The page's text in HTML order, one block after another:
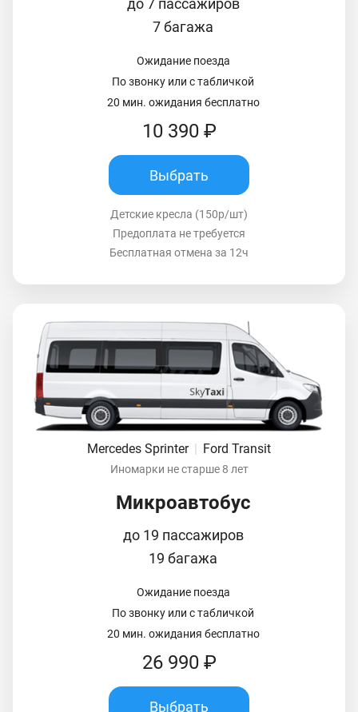
до 7 пассажиров
7 багажа
Ожидание поезда
По звонку или с табличкой
20 мин. ожидания бесплатно
10 390 ₽
Выбрать
Детские кресла (150р/шт)
Предоплата не требуется
Бесплатная отмена за 12ч
Mercedes Sprinter | Ford Transit
Иномарки не старше 8 лет
Микроавтобус
до 19 пассажиров
19 багажа
Ожидание поезда
По звонку или с табличкой
20 мин. ожидания бесплатно
26 990 ₽
Выбрать